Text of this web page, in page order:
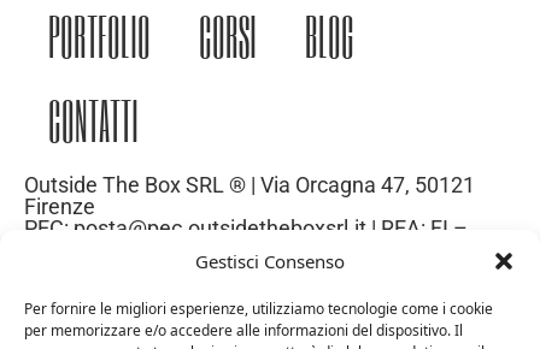
Gestisci Consenso
Per fornire le migliori esperienze, utilizziamo tecnologie come i cookie
per memorizzare e/o accedere alle informazioni del dispositivo. Il
PORTFOLIO
CORSI
BLOG
CONTATTI
Outside The Box SRL ® | Via Orcagna 47, 50121
Firenze
PEC: posta@pec.outsidetheboxsrl.it | REA: FI –
669971| P.IVA: 06969740486
Capitale Sociale: 10.000€